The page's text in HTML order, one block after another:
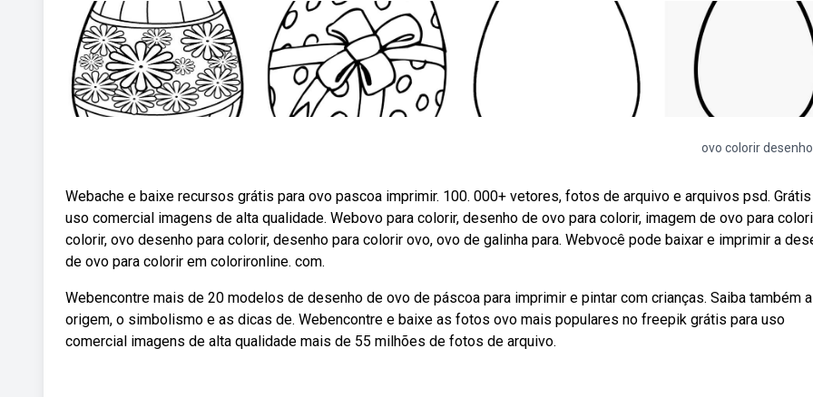
ovo colorir desenho
Webache e baixe recursos grátis para ovo pascoa imprimir. 100. 000+ vetores, fotos de arquivo e arquivos psd. Grátis
uso comercial imagens de alta qualidade. Webovo para colorir, desenho de ovo para colorir, imagem de ovo para
colorir, ovo desenho para colorir, desenho para colorir ovo, ovo de galinha para. Webvocê pode baixar e imprimir a
de ovo para colorir em colorironline. com.
Webencontre mais de 20 modelos de desenho de ovo de páscoa para imprimir e pintar com crianças. Saiba também a
origem, o simbolismo e as dicas de. Webencontre e baixe as fotos ovo mais populares no freepik grátis para uso
comercial imagens de alta qualidade mais de 55 milhões de fotos de arquivo.